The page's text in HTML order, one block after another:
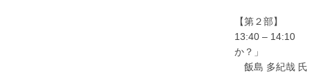
【第２部】
13:40 – 14:10
か？」
飯島 多紀哉